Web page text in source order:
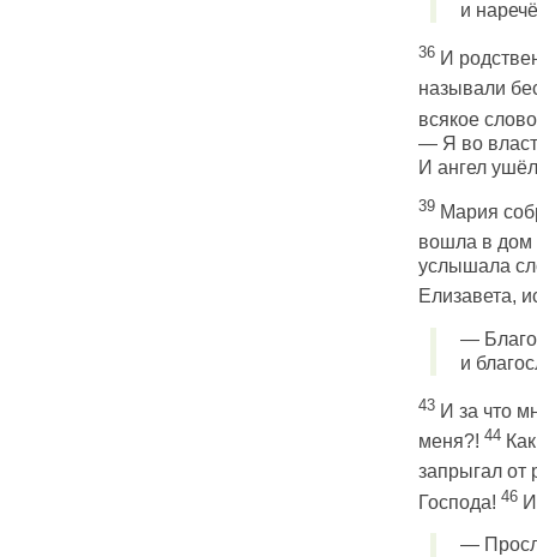
и
36И
называли
всякое
— Я во
И ангел
39Мария
вошла в дом
услышала
Елизавета,
—
и
43И за что
меня?! 44Как
запрыгал от
Господа! 46И
—